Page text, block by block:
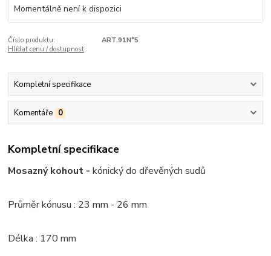
Momentálně není k dispozici
Číslo produktu:
ART.91N°5
Hlídat cenu / dostupnost
Kompletní specifikace
Komentáře 0
Kompletní specifikace
Mosazný kohout -kónický do dřevěných sudů
Průměr kónusu : 23 mm - 26 mm
Délka : 170 mm